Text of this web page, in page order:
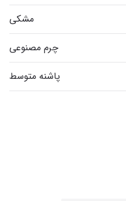
مشکی
چرم مصنوعی
پاشنه متوسط